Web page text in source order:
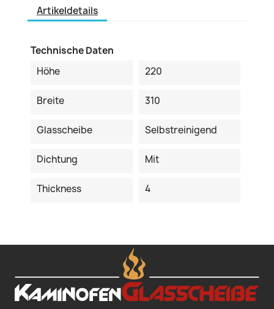
Artikeldetails
Technische Daten
Höhe
220
Breite 310
Glasscheibe Selbstreinigend
Dichtung Mit
Thickness 4